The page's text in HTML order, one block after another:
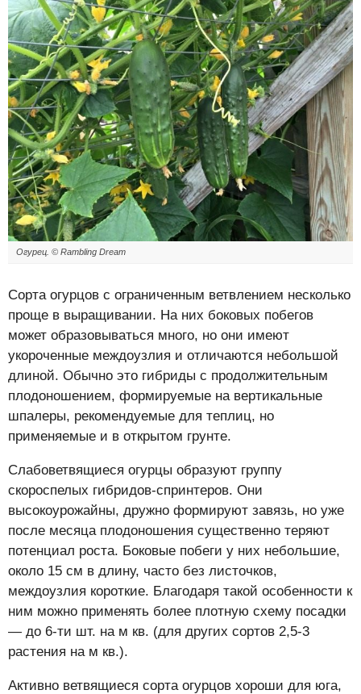
Огурец. © Rambling Dream
Сорта огурцов с ограниченным ветвлением несколько
проще в выращивании. На них боковых побегов
может образовываться много, но они имеют
укороченные междоузлия и отличаются небольшой
длиной. Обычно это гибриды с продолжительным
плодоношением, формируемые на вертикальные
шпалеры, рекомендуемые для теплиц, но
применяемые и в открытом грунте.
Слабоветвящиеся огурцы образуют группу
скороспелых гибридов-спринтеров. Они
высокоурожайны, дружно формируют завязь, но уже
после месяца плодоношения существенно теряют
потенциал роста. Боковые побеги у них небольшие,
около 15 см в длину, часто без листочков,
междоузлия короткие. Благодаря такой особенности к
ним можно применять более плотную схему посадки
— до 6-ти шт. на м кв. (для других сортов 2,5-3
растения на м кв.).
Активно ветвящиеся сорта огурцов хороши для юга,